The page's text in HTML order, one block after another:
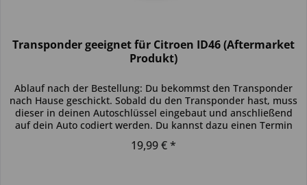
Transponder geeignet für Citroen ID46 (Aftermarket
Produkt)
Ablauf nach der Bestellung: Du bekommst den Transponder
nach Hause geschickt. Sobald du den Transponder hast, muss
dieser in deinen Autoschlüssel eingebaut und anschließend
auf dein Auto codiert werden. Du kannst dazu einen Termin
19,99 € *